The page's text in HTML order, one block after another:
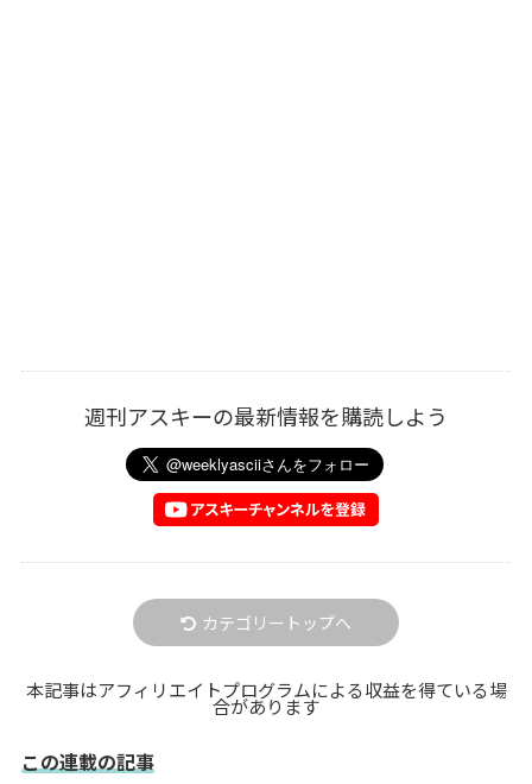
週刊アスキーの最新情報を購読しよう
カテゴリートップへ
本記事はアフィリエイトプログラムによる収益を得ている場
合があります
この連載の記事